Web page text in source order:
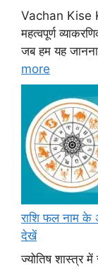
Vachan Kise
महत्वपूर्ण
जब हम यह
more
राशि फल नाम के
देखें
ज्योतिष शास्त्र